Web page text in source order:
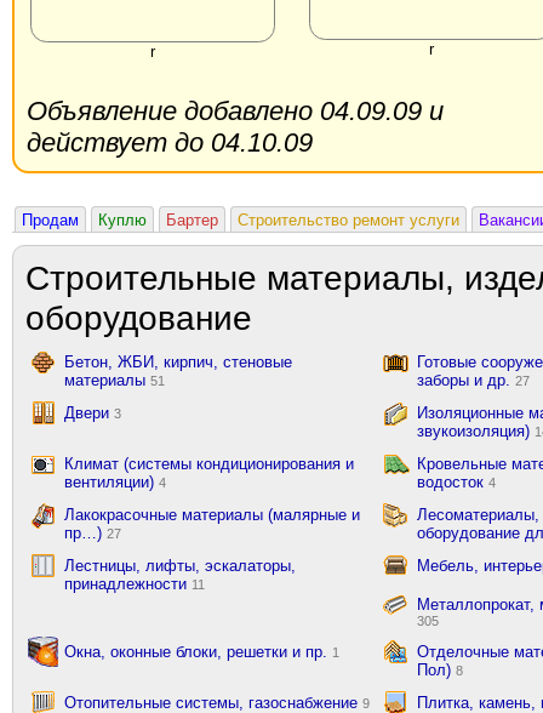
r r
Объявление добавлено 04.09.09 и
действует до 04.10.09
Продам Куплю Бартер Строительство ремонт услуги
Строительные материалы,
оборудование
Бетон, ЖБИ, кирпич, стеновые
материалы 51
Готовые
заборы и др.
27
Двери 3
Изоляционные
звукоизоляция)
Климат (системы кондиционирования и
вентиляции) 4
Кровельные
водосток 4
Лакокрасочные материалы (малярные и
пр…) 27
оборудование
Лестницы, лифты, эскалаторы,
принадлежности 11
Мебель,
305
Окна, оконные блоки, решетки и пр. 1
Отделочные
Пол) 8
Отопительные системы, газоснабжение 9 Плитка,